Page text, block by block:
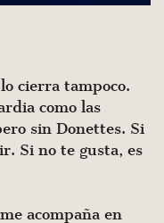
cierra tampoco.
como las
sin Donettes. Si
Si no te gusta, es
acompaña en